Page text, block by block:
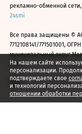
На нашем сайте
персонализации.
подтверждаете свое
и технологий
отношении обработки
рекламно-обменной
24smi
Все права защищены ©
7712108141/771501001,
муниципальный округ
2026